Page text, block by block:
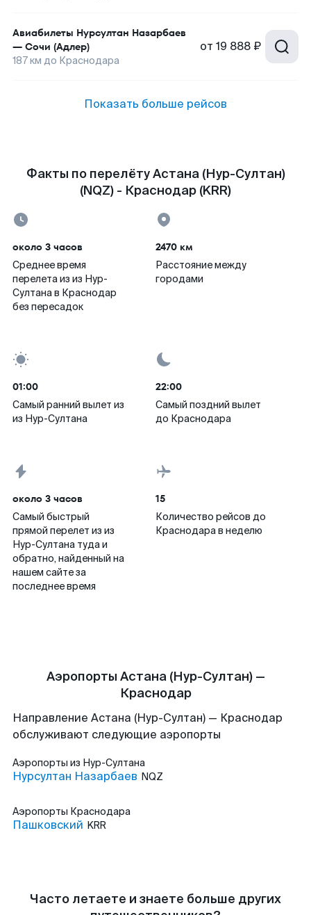
Авиабилеты Нурсултан Назарбаев
— Сочи (Адлер)
187км до Краснодара
от 19 888 ₽
Показать больше рейсов
Факты по перелёту Астана (Нур-Султан)
(NQZ) - Краснодар (KRR)
около 3 часов
Среднее время
перелета из из Нур-
Султана в Краснодар
без пересадок
2470 км
Расстояние между
городами
01:00
Самый ранний вылет из
из Нур-Султана
22:00
Самый поздний вылет
до Краснодара
около 3 часов
Самый быстрый
прямой перелет из из
Нур-Султана туда и
обратно, найденный на
нашем сайте за
последнее время
15
Количество рейсов до
Краснодара в неделю
Аэропорты Астана (Нур-Султан) —
Краснодар
Направление Астана (Нур-Султан) — Краснодар
обслуживают следующие аэропорты
Аэропорты из Нур-Султана
Нурсултан Назарбаев NQZ
Аэропорты Краснодара
Пашковский KRR
Часто летаете и знаете больше других